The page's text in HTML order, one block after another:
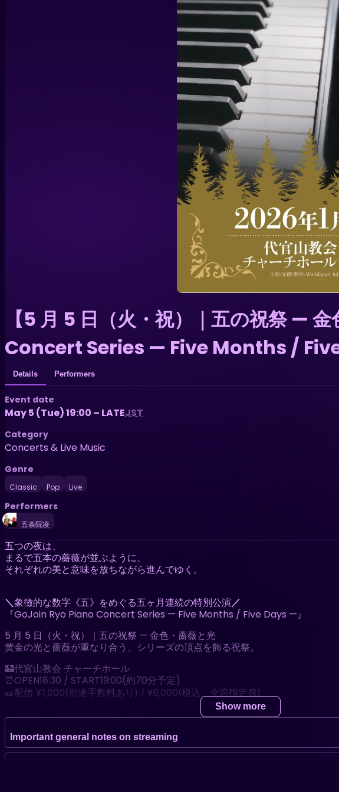
【5 月 5 日（火・祝）｜五の祝祭 —
Concert Series — Five Months /
Details Performers
Event date
May 5 (Tue) 19:00 – LATEJST
Category
Concerts & Live Music
Genre
Classic Pop Live
Performers
五条院凌
五つの夜は、
まるで五本の薔薇が並ぶように、
それぞれの美と意味を放ちながら進んでゆく。
＼象徴的な数字《五》をめぐる五ヶ月連続の特別公演／
『GoJoin Ryo Piano Concert Series — Five Months / Five Days —』
5 月 5 日（火・祝）｜五の祝祭 — 金色・薔薇と光
黄金の光と薔薇が重なり合う、シリーズの頂点を飾る祝祭。
🏰代官山教会 チャーチホール
⏰OPEN18:30 / START19:00(約70分予定)
🎫配信 ¥1,000(別途手数料あり) / ¥6,000(税込、全席指定席)
そのため、MC等が一部聞き取りづらい場合がございますが、あらかじめご了
※配信では、1カメラのみでの配信となります。
※配信チケットの購入は2026/5/12(火)23:00まで、アーカイブのご視聴は
Show more
Important general notes on streaming